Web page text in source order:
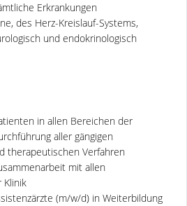
Erkrankungen
des Herz-Kreislauf-Systems,
und endokrinologisch
in allen Bereichen der
aller gängigen
therapeutischen Verfahren
mit allen
Klinik
(m/w/d) in Weiterbildung